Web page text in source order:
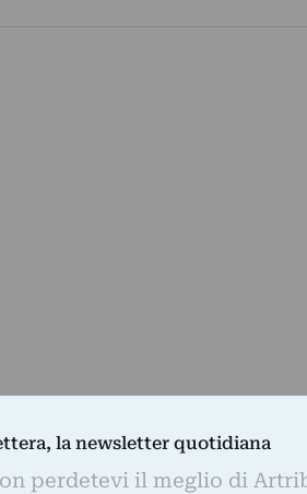
la newsletter quotidiana
perdetevi il meglio di